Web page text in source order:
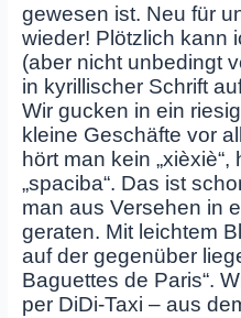
gewesen ist. Neu für
wieder! Plötzlich kann
(aber nicht unbedingt
in kyrillischer Schrift
Wir gucken in ein
kleine Geschäfte vor
hört man kein
„spaciba“. Das ist
man aus Versehen in
geraten. Mit leichtem
auf der gegenüber
Baguettes de Paris“.
per DiDi-Taxi – aus